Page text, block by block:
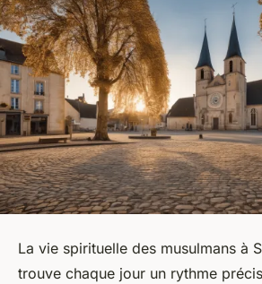
La vie spirituelle des musulmans à
trouve chaque jour un rythme